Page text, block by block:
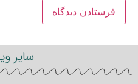
سایر